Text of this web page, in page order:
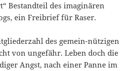
Bestandteil des imaginären
ein Freibrief für Raser.
des gemein-nützigen
von ungefähr. Leben doch die
Angst, nach einer Panne im